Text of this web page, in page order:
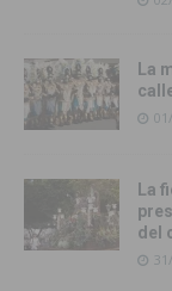
La
La
del